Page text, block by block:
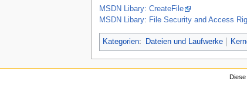
MSDN Libary: CreateFile
MSDN Libary: File Security and Access
Kategorien: Dateien und Laufwerke
Diese